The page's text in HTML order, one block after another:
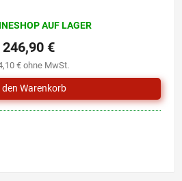
AUF LAGER
€ ohne MwSt.
246,90 €